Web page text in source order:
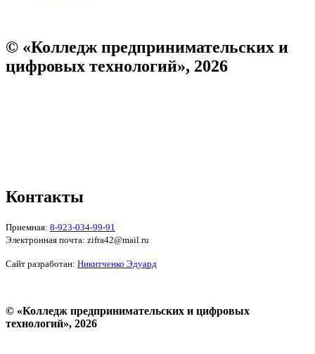
© «Колледж предпринимательских и
цифровых технологий», 2026
Контакты
Приемная: 8-923-034-99-91
Электронная почта: zifra42@mail.ru
Сайт разработан: Никитченко Эдуард
© «Колледж предпринимательских и цифровых
технологий», 2026